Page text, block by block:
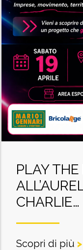
PLAY
CHARLIE…
Scopri di più >